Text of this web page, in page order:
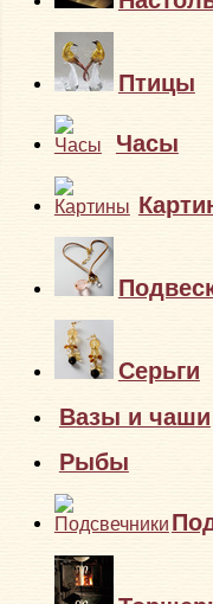
Птицы
Часы
Серьги
Вазы и чаши
Рыбы